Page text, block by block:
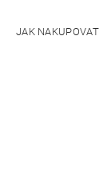
JAK NAKUPOVAT